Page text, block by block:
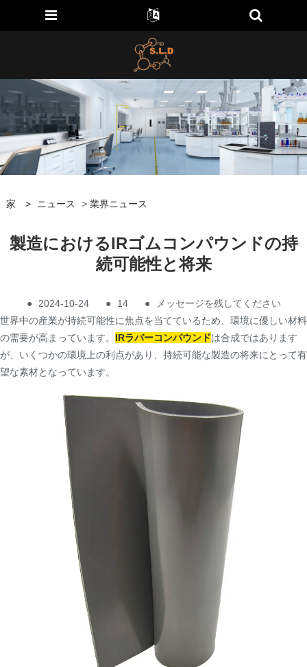
家 > ニュース > 業界ニュース
製造におけるIRゴムコンパウンドの持
続可能性と将来
● 2024-10-24 ● 14 ●
メッセージを残してください
世界中の産業が持続可能性に焦点を当てているため、環境に優しい材料
の需要が高まっています。 IRラバーコンパウンドは合成ではあります
が、いくつかの環境上の利点があり、持続可能な製造の将来にとって有
望な素材となっています。